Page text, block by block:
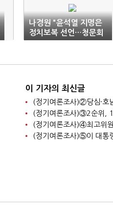
나경원 "윤석열 지명은
정치보복 선언…청문회
서 반드시 저지"
이 기자의 최신글
(정기여론조사)②당심·호